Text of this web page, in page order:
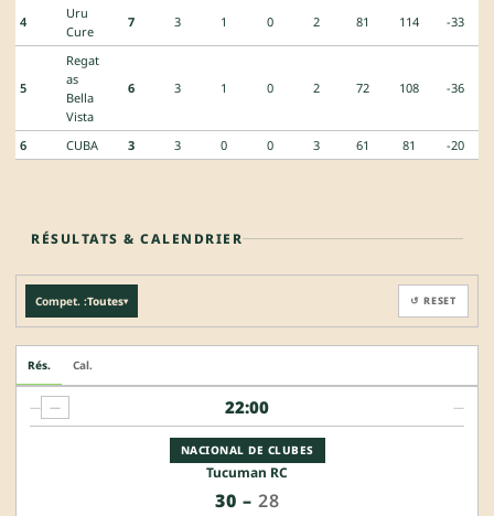
4
Uru
Cure
7 3 1 0 2 81 114 -33
5
Regat
as
Bella
Vista
6 3 1 0 2 72 108 -36
6 CUBA 3 3 0 0 3 61 81 -20
RÉSULTATS & CALENDRIER
Compet. :Toutes▾ ↺ RESET
Rés. Cal.
22:00
NACIONAL DE CLUBES
Tucuman RC
30 – 28
— — —